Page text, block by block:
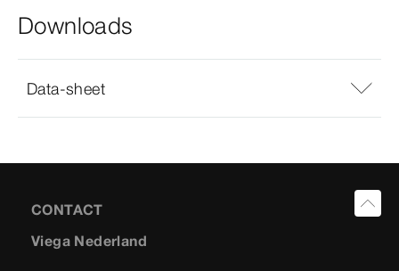
Downloads
Data-sheet
CONTACT
Viega Nederland